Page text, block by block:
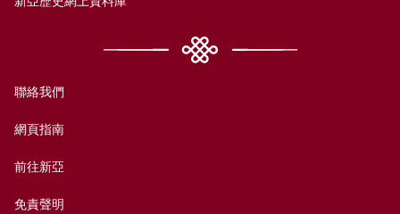
聯絡我們
網頁指南
前往新亞
免責聲明